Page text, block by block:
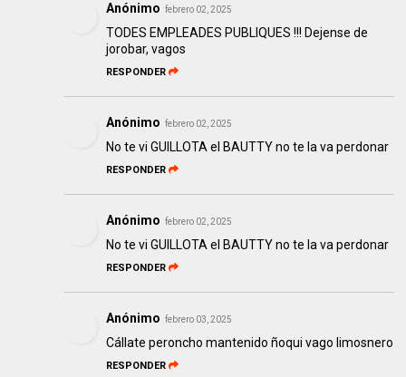
Anónimo febrero 02, 2025
TODES EMPLEADES PUBLIQUES !!! Dejense de
jorobar, vagos
RESPONDER
Anónimo febrero 02, 2025
No te vi GUILLOTA el BAUTTY no te la va perdonar
RESPONDER
Anónimo febrero 02, 2025
No te vi GUILLOTA el BAUTTY no te la va perdonar
RESPONDER
Anónimo febrero 03, 2025
Cállate peroncho mantenido ñoqui vago limosnero
RESPONDER